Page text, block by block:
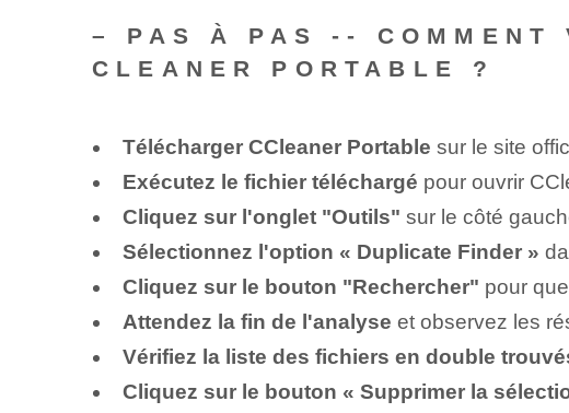
– PAS À PAS -- COMMENT
CLEANER PORTABLE ?
Télécharger CCleaner Portable sur le site
Exécutez le fichier téléchargé pour ouvrir
Cliquez sur l'onglet "Outils" sur le côté
Sélectionnez l'option « Duplicate Finder »
Cliquez sur le bouton "Rechercher" pour
Attendez la fin de l'analyse et observez les
Vérifiez la liste des fichiers en double
Cliquez sur le bouton « Supprimer la